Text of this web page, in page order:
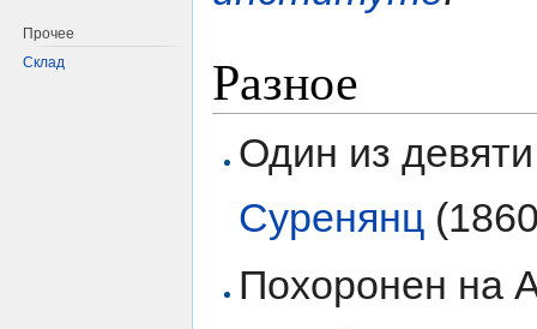
Разное
Один из
Суренянц
Похоронен на
Прочее
Склад